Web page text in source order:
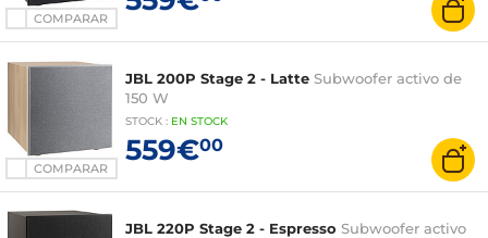
COMPARAR
COMPARAR
JBL 200P Stage 2 - Latte Subwoofer activo de
150 W
STOCK : EN STOCK
559€00
JBL 220P Stage 2 - Espresso Subwoofer activo